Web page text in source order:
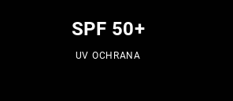
SPF 50+
UV OCHRANA